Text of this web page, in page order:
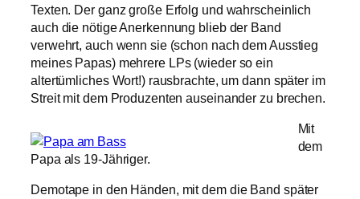
Texten. Der ganz große Erfolg und wahrscheinlich
auch die nötige Anerkennung blieb der Band
verwehrt, auch wenn sie (schon nach dem Ausstieg
meines Papas) mehrere LPs (wieder so ein
altertümliches Wort!) rausbrachte, um dann später im
Streit mit dem Produzenten auseinander zu brechen.
Papa als 19-Jähriger.
Mit
dem
Demotape in den Händen, mit dem die Band später